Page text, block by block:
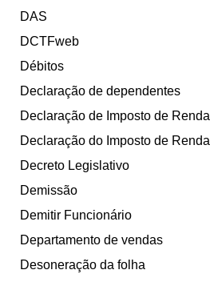
DAS
DCTFweb
Débitos
Declaração de dependentes
Declaração de Imposto de Renda
Declaração do Imposto de Renda
Decreto Legislativo
Demissão
Demitir Funcionário
Departamento de vendas
Desoneração da folha